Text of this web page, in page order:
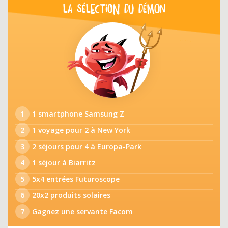
LA SÉLECTION DU DÉMON
1
1 smartphone Samsung Z
2
1 voyage pour 2 à New York
3
2 séjours pour 4 à Europa-Park
4
1 séjour à Biarritz
5
5x4 entrées Futuroscope
6
20x2 produits solaires
7
Gagnez une servante Facom